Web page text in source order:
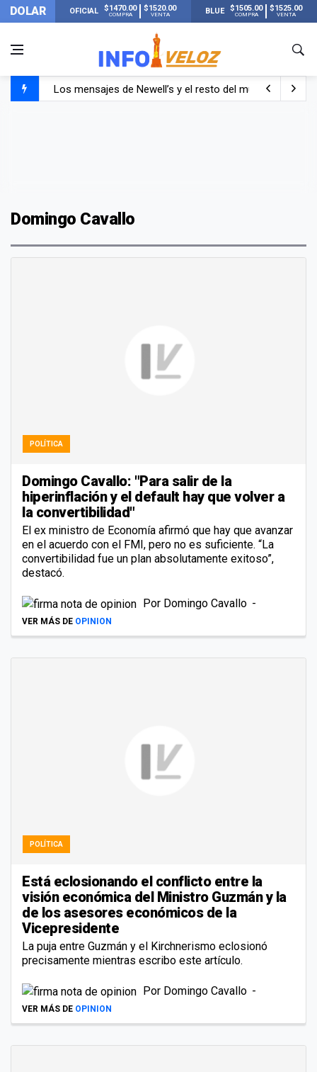
DOLAR OFICIAL $1470.00
COMPRA
$1520.00
VENTA BLUE $1505.00
COMPRA
$1525.00
VENTA
Los mensajes de Newell’s y el resto del mundo del
Domingo Cavallo
POLÍTICA
Domingo Cavallo: "Para salir de la
hiperinflación y el default hay que volver a
la convertibilidad"
El ex ministro de Economía afirmó que hay que avanzar
en el acuerdo con el FMI, pero no es suficiente. “La
convertibilidad fue un plan absolutamente exitoso”,
destacó.
Por Domingo Cavallo
VER MÁS DE OPINION
POLÍTICA
Está eclosionando el conflicto entre la
visión económica del Ministro Guzmán y la
de los asesores económicos de la
Vicepresidente
La puja entre Guzmán y el Kirchnerismo eclosionó
precisamente mientras escribo este artículo.
Por Domingo Cavallo
VER MÁS DE OPINION